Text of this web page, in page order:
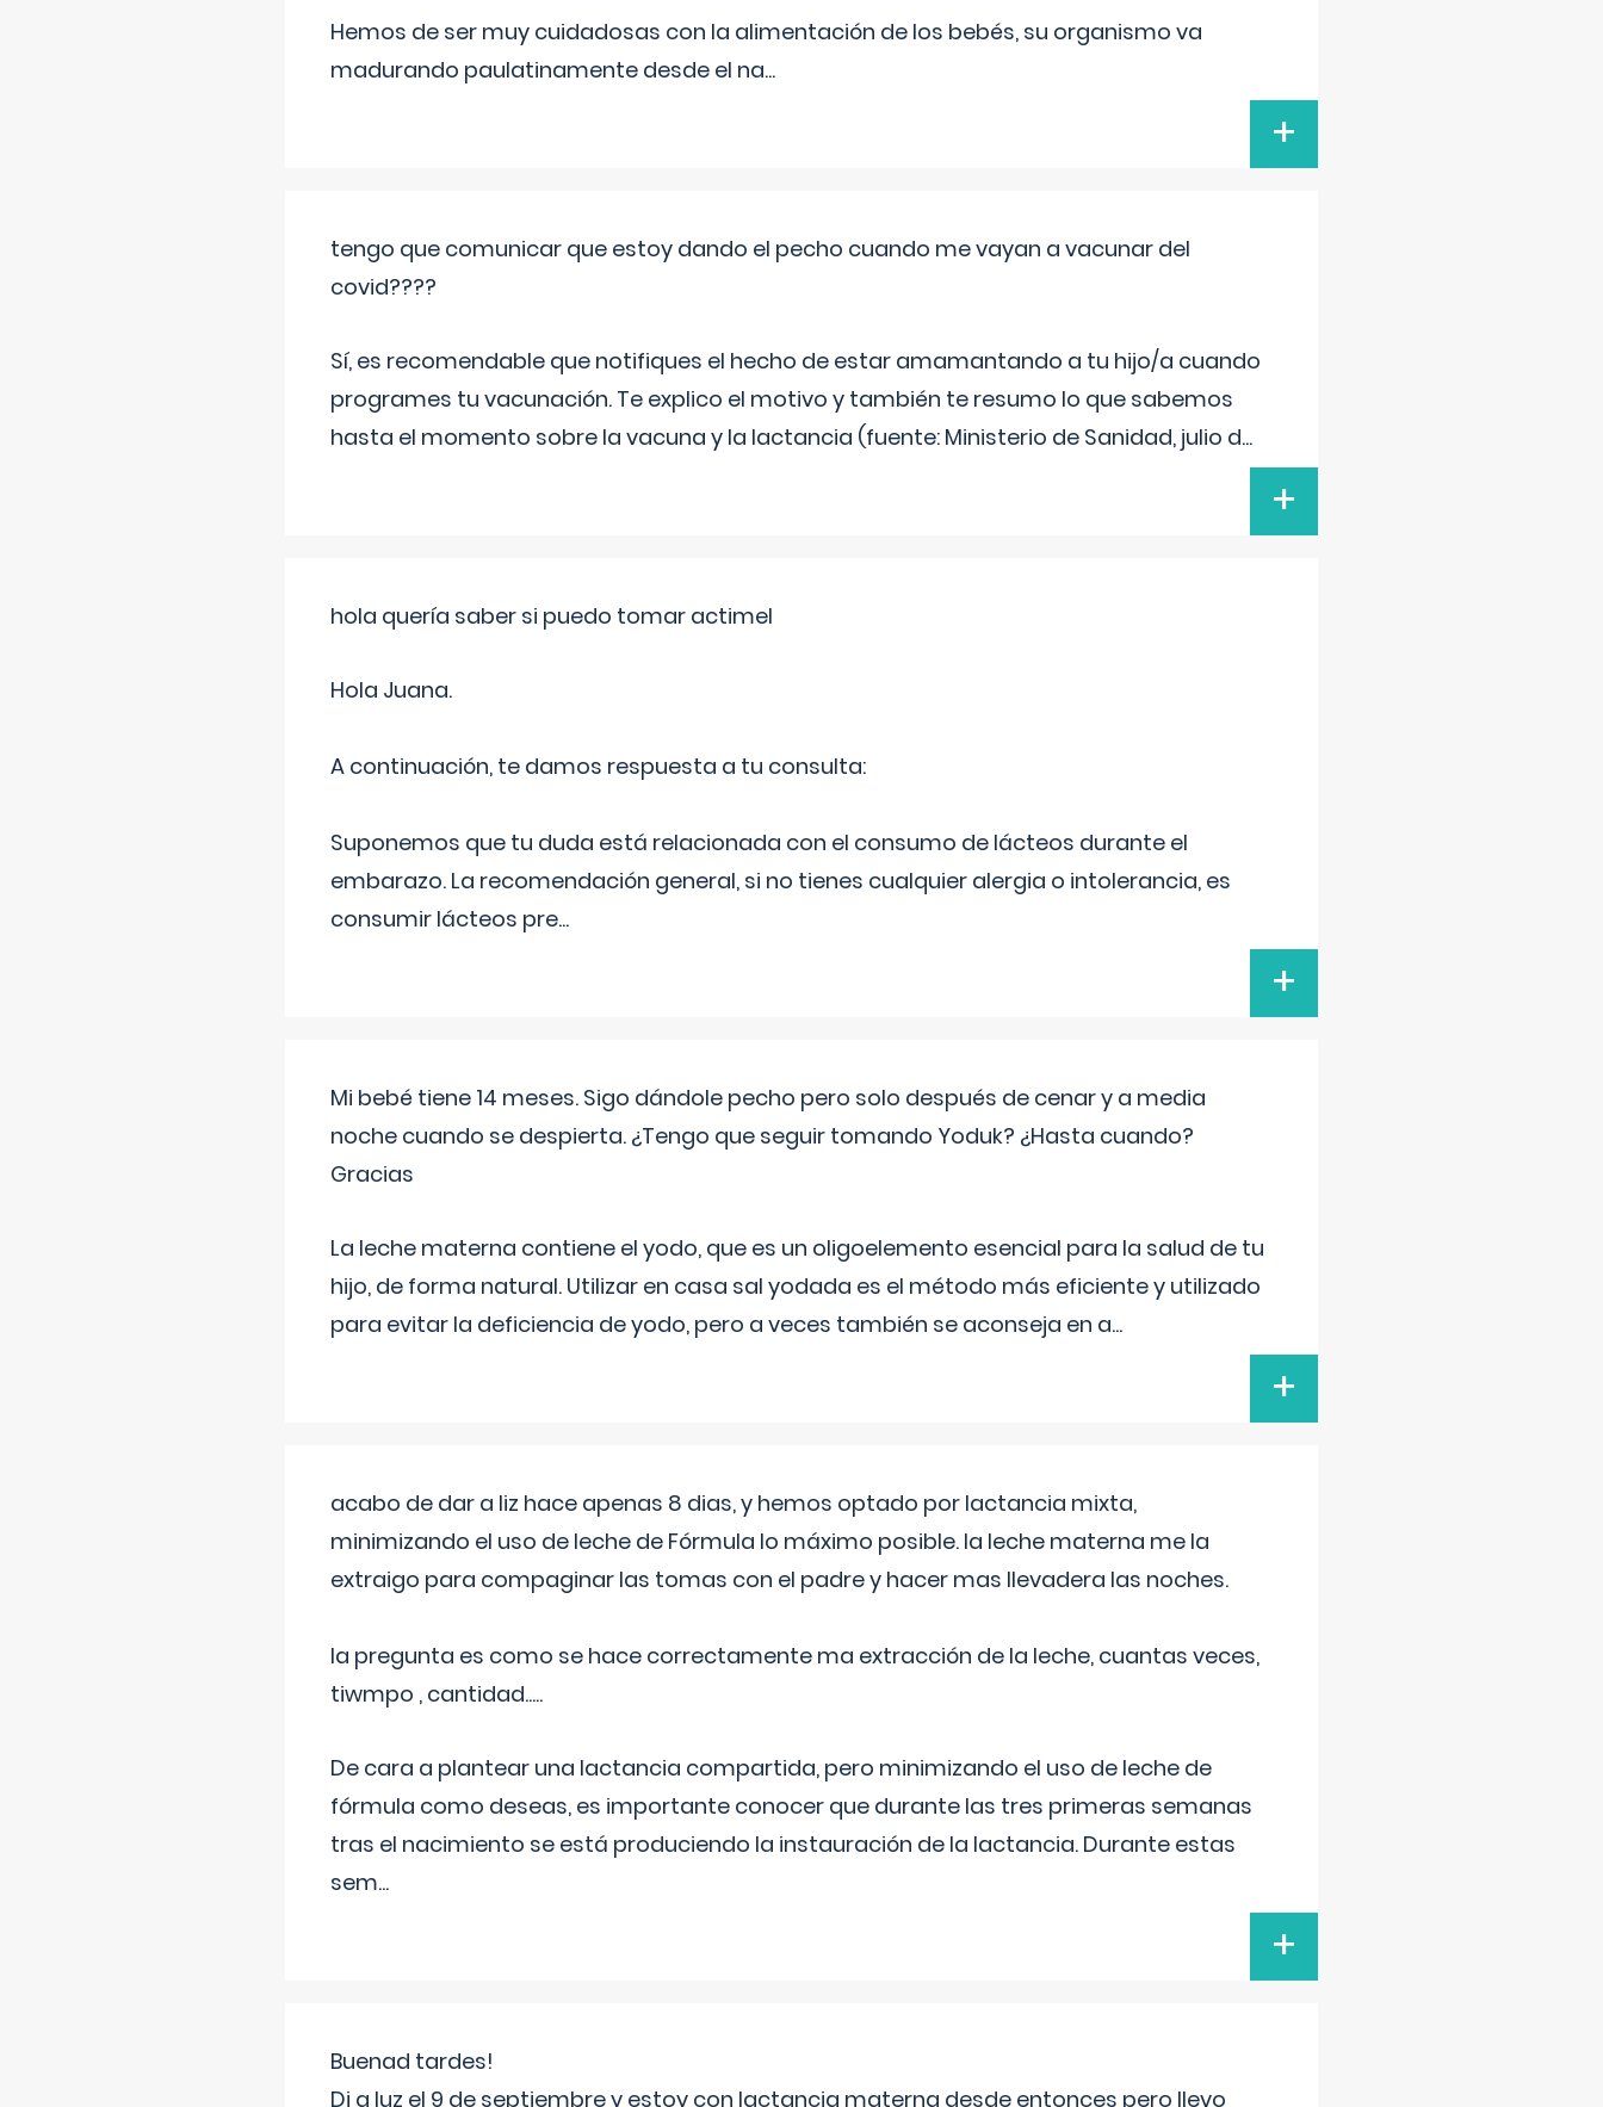
Hemos de ser muy cuidadosas con la alimentación de los bebés, su organismo va
madurando paulatinamente desde el na...
+
tengo que comunicar que estoy dando el pecho cuando me vayan a vacunar del
covid????
Sí, es recomendable que notifiques el hecho de estar amamantando a tu hijo/a cuando
programes tu vacunación. Te explico el motivo y también te resumo lo que sabemos
hasta el momento sobre la vacuna y la lactancia (fuente: Ministerio de Sanidad, julio d...
+
hola quería saber si puedo tomar actimel
Hola Juana.
A continuación, te damos respuesta a tu consulta:
Suponemos que tu duda está relacionada con el consumo de lácteos durante el
embarazo. La recomendación general, si no tienes cualquier alergia o intolerancia, es
consumir lácteos pre...
+
Mi bebé tiene 14 meses. Sigo dándole pecho pero solo después de cenar y a media
noche cuando se despierta. ¿Tengo que seguir tomando Yoduk? ¿Hasta cuando?
Gracias
La leche materna contiene el yodo, que es un oligoelemento esencial para la salud de tu
hijo, de forma natural. Utilizar en casa sal yodada es el método más eficiente y utilizado
para evitar la deficiencia de yodo, pero a veces también se aconseja en a...
+
acabo de dar a liz hace apenas 8 dias, y hemos optado por lactancia mixta,
minimizando el uso de leche de Fórmula lo máximo posible. la leche materna me la
extraigo para compaginar las tomas con el padre y hacer mas llevadera las noches.
la pregunta es como se hace correctamente ma extracción de la leche, cuantas veces,
tiwmpo , cantidad.....
De cara a plantear una lactancia compartida, pero minimizando el uso de leche de
fórmula como deseas, es importante conocer que durante las tres primeras semanas
tras el nacimiento se está produciendo la instauración de la lactancia. Durante estas
sem...
+
Buenad tardes!
Di a luz el 9 de septiembre y estoy con lactancia materna desde entonces pero llevo